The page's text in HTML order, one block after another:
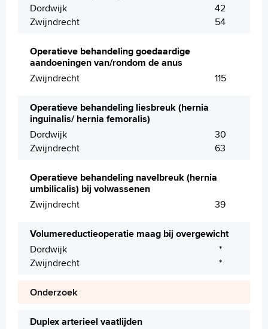
Dordwijk
42
Zwijndrecht
54
Operatieve behandeling goedaardige
aandoeningen van/rondom de anus
Zwijndrecht
115
Operatieve behandeling liesbreuk (hernia
inguinalis/ hernia femoralis)
Dordwijk
30
Zwijndrecht
63
Operatieve behandeling navelbreuk (hernia
umbilicalis) bij volwassenen
Zwijndrecht
39
Volumereductieoperatie maag bij overgewicht
Dordwijk
*
Zwijndrecht
*
Onderzoek
Duplex arterieel vaatlijden